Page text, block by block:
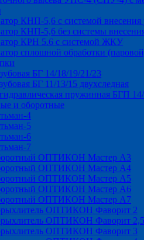
КНП-5,6 с системой внесения
КНП-5,6 без системы
КРН 5.6 с системой ЖКУ
сплошной обработки
БГ 14/18/19/21/23
БГ 11/13/15 двухследная
пружинная БГП
и оборотные
4
5
6
7
ОПТИКОН Мастер А3
ОПТИКОН Мастер А4
ОПТИКОН Мастер А5
ОПТИКОН Мастер А6
ОПТИКОН Мастер А7
ОПТИКОН Фаворит 2
ОПТИКОН Фаворит 2,5
ОПТИКОН Фаворит 3